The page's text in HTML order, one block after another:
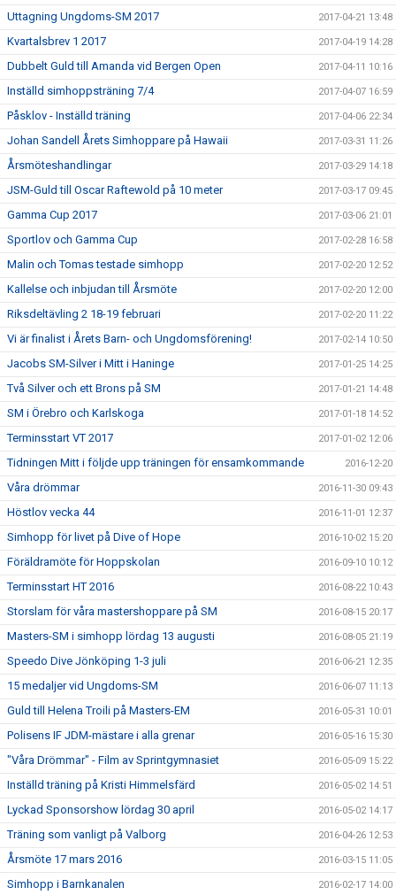
Uttagning Ungdoms-SM 2017 2017-04-21 13:48
Kvartalsbrev 1 2017 2017-04-19 14:28
Dubbelt Guld till Amanda vid Bergen Open 2017-04-11 10:16
Inställd simhoppsträning 7/4 2017-04-07 16:59
Påsklov - Inställd träning 2017-04-06 22:34
Johan Sandell Årets Simhoppare på Hawaii 2017-03-31 11:26
Årsmöteshandlingar 2017-03-29 14:18
JSM-Guld till Oscar Raftewold på 10 meter 2017-03-17 09:45
Gamma Cup 2017 2017-03-06 21:01
Sportlov och Gamma Cup 2017-02-28 16:58
Malin och Tomas testade simhopp 2017-02-20 12:52
Kallelse och inbjudan till Årsmöte 2017-02-20 12:00
Riksdeltävling 2 18-19 februari 2017-02-20 11:22
Vi är finalist i Årets Barn- och Ungdomsförening! 2017-02-14 10:50
Jacobs SM-Silver i Mitt i Haninge 2017-01-25 14:25
Två Silver och ett Brons på SM 2017-01-21 14:48
SM i Örebro och Karlskoga 2017-01-18 14:52
Terminsstart VT 2017 2017-01-02 12:06
Tidningen Mitt i följde upp träningen för ensamkommande 2016-12-20
Våra drömmar 2016-11-30 09:43
Höstlov vecka 44 2016-11-01 12:37
Simhopp för livet på Dive of Hope 2016-10-02 15:20
Föräldramöte för Hoppskolan 2016-09-10 10:12
Terminsstart HT 2016 2016-08-22 10:43
Storslam för våra mastershoppare på SM 2016-08-15 20:17
Masters-SM i simhopp lördag 13 augusti 2016-08-05 21:19
Speedo Dive Jönköping 1-3 juli 2016-06-21 12:35
15 medaljer vid Ungdoms-SM 2016-06-07 11:13
Guld till Helena Troili på Masters-EM 2016-05-31 10:01
Polisens IF JDM-mästare i alla grenar 2016-05-16 15:30
"Våra Drömmar" - Film av Sprintgymnasiet 2016-05-09 15:22
Inställd träning på Kristi Himmelsfärd 2016-05-02 14:51
Lyckad Sponsorshow lördag 30 april 2016-05-02 14:17
Träning som vanligt på Valborg 2016-04-26 12:53
Årsmöte 17 mars 2016 2016-03-15 11:05
Simhopp i Barnkanalen 2016-02-17 14:00